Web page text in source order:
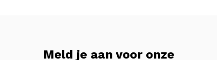
Meld je aan voor onze